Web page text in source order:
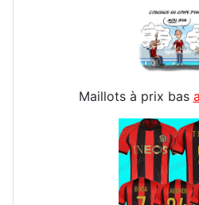
Maillots à prix bas